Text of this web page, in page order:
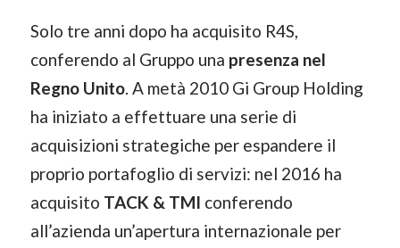
Solo tre anni dopo ha acquisito R4S,
conferendo al Gruppo una presenza nel
Regno Unito. A metà 2010 Gi Group Holding
ha iniziato a effettuare una serie di
acquisizioni strategiche per espandere il
proprio portafoglio di servizi: nel 2016 ha
acquisito TACK & TMI conferendo
all’azienda un’apertura internazionale per